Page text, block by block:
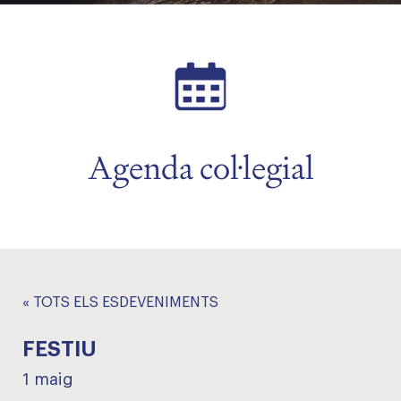
Agenda col·legial
« TOTS ELS ESDEVENIMENTS
FESTIU
1 maig